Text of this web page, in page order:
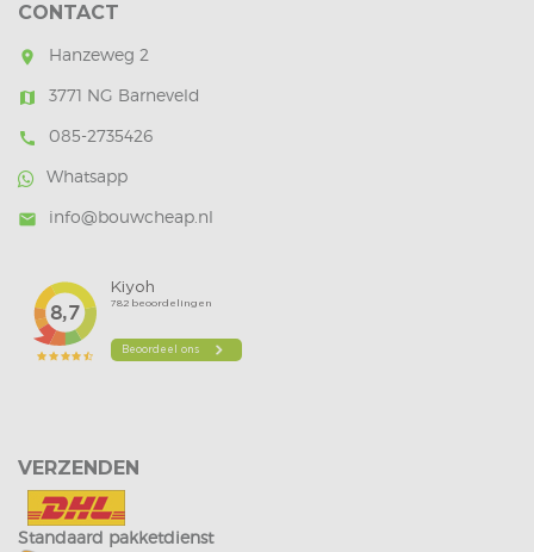
CONTACT
room Hanzeweg 2
map 3771 NG Barneveld
call
085-2735426
Whatsapp
mail info@bouwcheap.nl
VERZENDEN
Standaard pakketdienst